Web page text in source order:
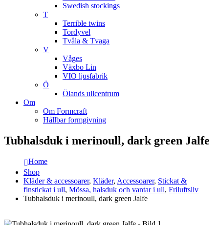
Swedish stockings
T
Terrible twins
Tordyvel
Tvåla & Tvaga
V
Våges
Växbo Lin
VIO ljusfabrik
Ö
Ölands ullcentrum
Om
Om Formcraft
Hållbar formgivning
Tubhalsduk i merinoull, dark green Jalfe
Home
Shop
Kläder & accessoarer, Kläder, Accessoarer, Stickat &
finstickat i ull, Mössa, halsduk och vantar i ull, Friluftsliv
Tubhalsduk i merinoull, dark green Jalfe